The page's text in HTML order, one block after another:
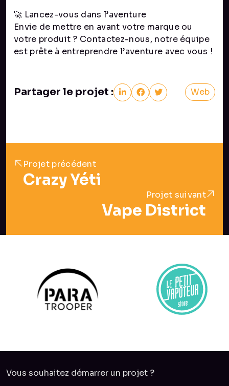
🚀 Lancez-vous dans l’aventure
Envie de mettre en avant votre marque ou
votre produit ? Contactez-nous, notre équipe
est prête à entreprendre l’aventure avec vous !
Partager le projet : Web
Projet précédent
Crazy Yéti
Projet suivant
Vape District
Vous souhaitez démarrer un projet ?